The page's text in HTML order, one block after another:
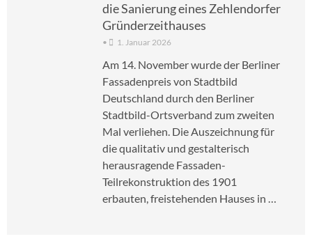
die Sanierung eines Zehlendorfer
Gründerzeithauses
• 1. Januar 2026
Am 14. November wurde der Berliner
Fassadenpreis von Stadtbild
Deutschland durch den Berliner
Stadtbild-Ortsverband zum zweiten
Mal verliehen. Die Auszeichnung für
die qualitativ und gestalterisch
herausragende Fassaden-
Teilrekonstruktion des 1901
erbauten, freistehenden Hauses in …